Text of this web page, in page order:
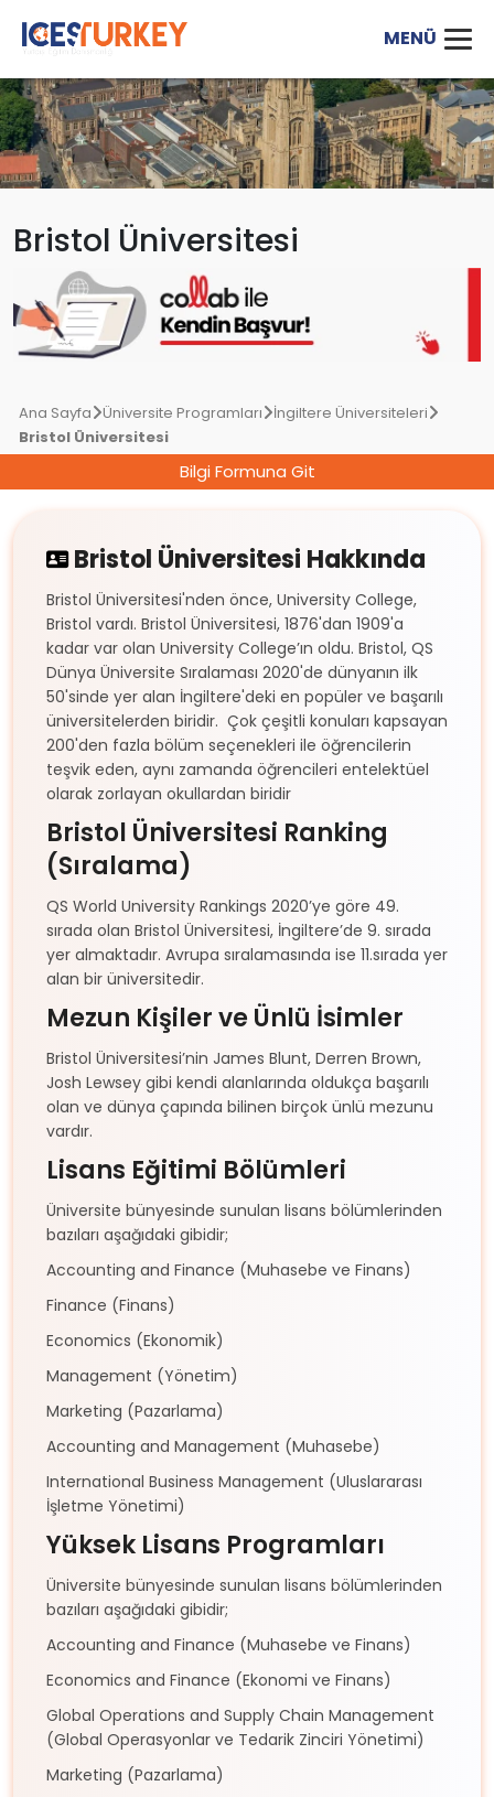
Bristol Üniversitesi
Ana Sayfa Üniversite Programları
İngiltere Üniversiteleri
Bristol Üniversitesi
Bilgi Formuna Git
Bristol Üniversitesi Hakkında
Bristol Üniversitesi'nden önce, University College,
Bristol vardı. Bristol Üniversitesi, 1876'dan 1909'a
kadar var olan University College’ın oldu. Bristol, QS
Dünya Üniversite Sıralaması 2020'de dünyanın ilk
50'sinde yer alan İngiltere'deki en popüler ve başarılı
üniversitelerden biridir. Çok çeşitli konuları kapsayan
200'den fazla bölüm seçenekleri ile öğrencilerin
teşvik eden, aynı zamanda öğrencileri entelektüel
olarak zorlayan okullardan biridir
Bristol Üniversitesi Ranking
(Sıralama)
QS World University Rankings 2020’ye göre 49.
sırada olan Bristol Üniversitesi, İngiltere’de 9. sırada
yer almaktadır. Avrupa sıralamasında ise 11.sırada yer
alan bir üniversitedir.
Mezun Kişiler ve Ünlü İsimler
Bristol Üniversitesi’nin James Blunt, Derren Brown,
Josh Lewsey gibi kendi alanlarında oldukça başarılı
olan ve dünya çapında bilinen birçok ünlü mezunu
vardır.
Lisans Eğitimi Bölümleri
Üniversite bünyesinde sunulan lisans bölümlerinden
bazıları aşağıdaki gibidir;
Accounting and Finance (Muhasebe ve Finans)
Finance (Finans)
Economics (Ekonomik)
Management (Yönetim)
Marketing (Pazarlama)
Accounting and Management (Muhasebe)
International Business Management (Uluslararası
İşletme Yönetimi)
Yüksek Lisans Programları
Üniversite bünyesinde sunulan lisans bölümlerinden
bazıları aşağıdaki gibidir;
Accounting and Finance (Muhasebe ve Finans)
Economics and Finance (Ekonomi ve Finans)
Global Operations and Supply Chain Management
(Global Operasyonlar ve Tedarik Zinciri Yönetimi)
Marketing (Pazarlama)